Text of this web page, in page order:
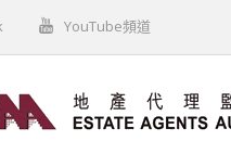
YouTube頻道